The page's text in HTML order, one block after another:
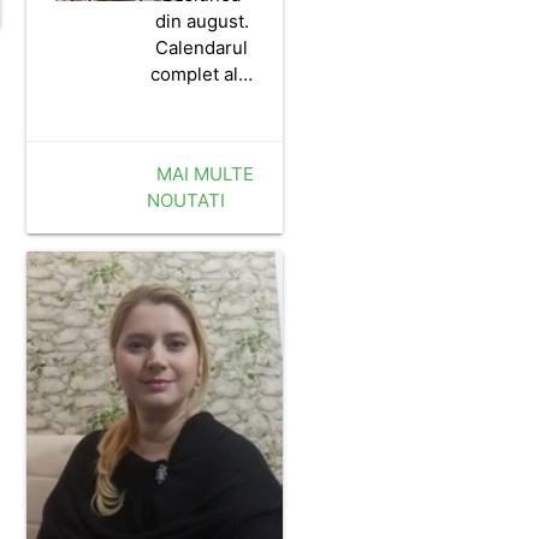
din august.
Calendarul
complet al…
MAI MULTE
NOUTATI